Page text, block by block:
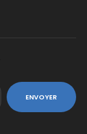
ENVOYER